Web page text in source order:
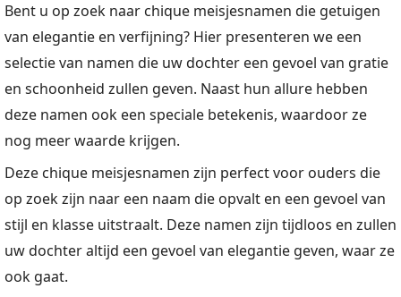
Bent u op zoek naar chique meisjesnamen die getuigen
van elegantie en verfijning? Hier presenteren we een
selectie van namen die uw dochter een gevoel van gratie
en schoonheid zullen geven. Naast hun allure hebben
deze namen ook een speciale betekenis, waardoor ze
nog meer waarde krijgen.
Deze chique meisjesnamen zijn perfect voor ouders die
op zoek zijn naar een naam die opvalt en een gevoel van
stijl en klasse uitstraalt. Deze namen zijn tijdloos en zullen
uw dochter altijd een gevoel van elegantie geven, waar ze
ook gaat.